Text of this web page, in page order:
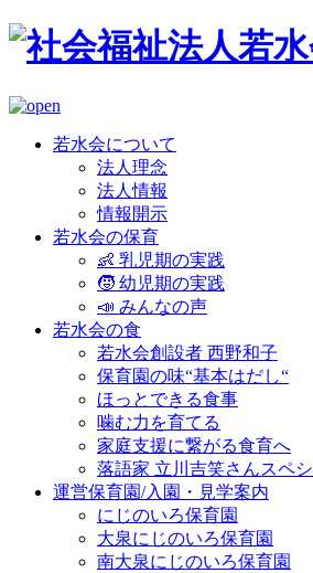
若水会について
法人理念
法人情報
情報開示
若水会の保育
👶 乳児期の実践
🧒 幼児期の実践
📣 みんなの声
若水会の食
若水会創設者 西野和子
保育園の味“基本はだし“
ほっとできる食事
噛む力を育てる
家庭支援に繋がる食育へ
落語家 立川吉笑さんスペ
運営保育園/入園・見学案内
にじのいろ保育園
大泉にじのいろ保育園
南大泉にじのいろ保育園